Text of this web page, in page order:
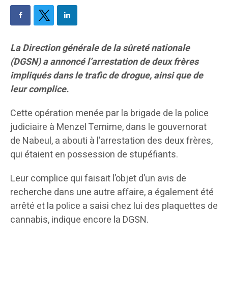
La Direction générale de la sûreté nationale
(DGSN) a annoncé l’arrestation de deux frères
impliqués dans le trafic de drogue, ainsi que de
leur complice.
Cette opération menée par la brigade de la police
judiciaire à Menzel Temime, dans le gouvernorat
de Nabeul, a abouti à l’arrestation des deux frères,
qui étaient en possession de stupéfiants.
Leur complice qui faisait l’objet d’un avis de
recherche dans une autre affaire, a également été
arrêté et la police a saisi chez lui des plaquettes de
cannabis, indique encore la DGSN.